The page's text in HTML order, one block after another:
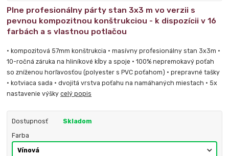
Plne profesionálny párty stan 3x3 m vo verzii s
pevnou kompozitnou konštrukciou - k dispozícii v 16
farbách a s vlastnou potlačou
• kompozitová 57mm konštrukcia • masívny profesionálny stan 3x3m •
10-ročná záruka na hliníkové kĺby a spoje • 100% nepremokavý poťah
so zníženou horľavosťou (polyester s PVC poťahom) • prepravné tašky
• kotviaca sada • dvojitá vrstva poťahu na namáhaných miestach • 5x
nastavenie výškycelý popis
Dostupnosť Skladom
Farba